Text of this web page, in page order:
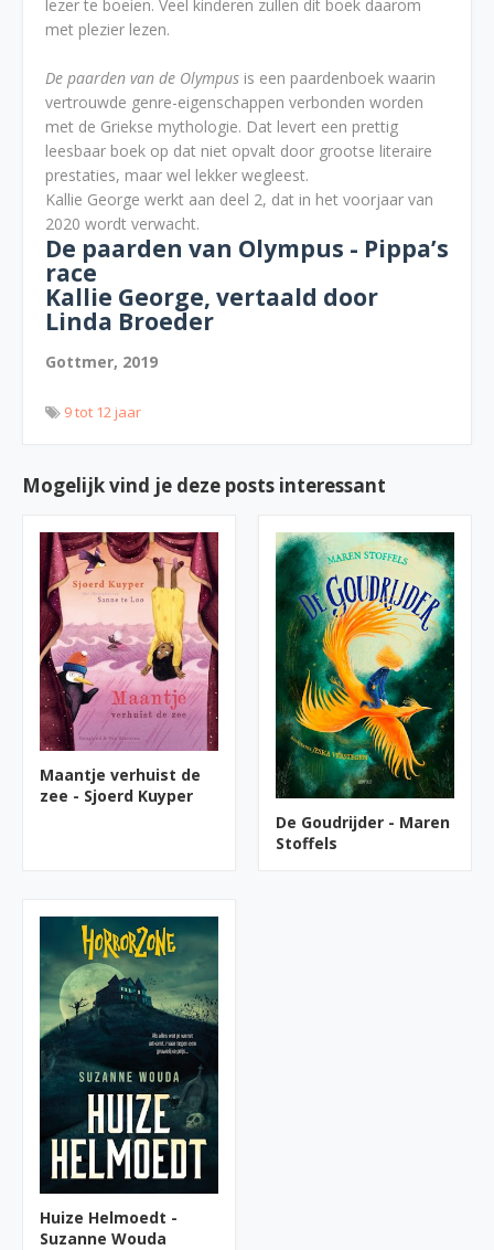
lezer te boeien. Veel kinderen zullen dit boek daarom
met plezier lezen.
De paarden van de Olympus is een paardenboek waarin
vertrouwde genre-eigenschappen verbonden worden
met de Griekse mythologie. Dat levert een prettig
leesbaar boek op dat niet opvalt door grootse literaire
prestaties, maar wel lekker wegleest.
Kallie George werkt aan deel 2, dat in het voorjaar van
2020 wordt verwacht.
De paarden van Olympus - Pippa’s
race
Kallie George, vertaald door
Linda Broeder
Gottmer, 2019
9 tot 12 jaar
Mogelijk vind je deze posts interessant
Maantje verhuist de
zee - Sjoerd Kuyper
De Goudrijder - Maren
Stoffels
Huize Helmoedt -
Suzanne Wouda